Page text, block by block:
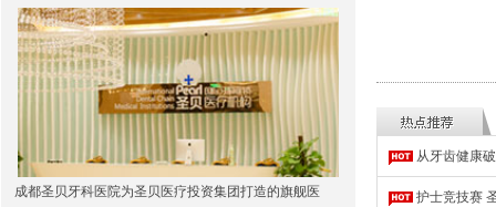
从牙齿健康
护士竞技赛
成都圣贝牙科医院为圣贝医疗投资集团打造的旗舰医